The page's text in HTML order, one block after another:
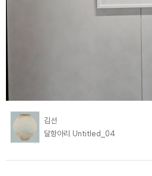
김선
달항아리 Untitled_04